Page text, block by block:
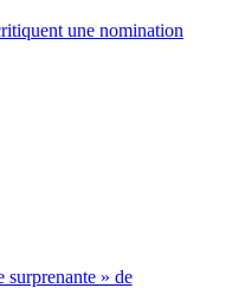
une nomination
surprenante » de